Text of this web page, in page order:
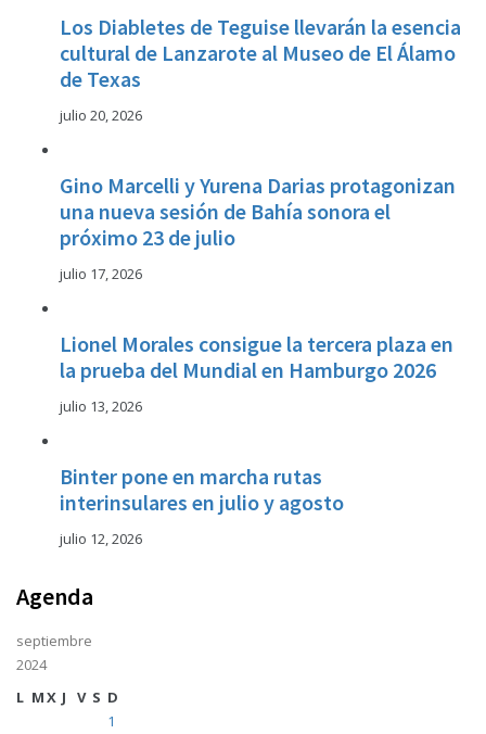
Los Diabletes de Teguise llevarán la esencia
cultural de Lanzarote al Museo de El Álamo
de Texas
julio 20, 2026
Gino Marcelli y Yurena Darias protagonizan
una nueva sesión de Bahía sonora el
próximo 23 de julio
julio 17, 2026
Lionel Morales consigue la tercera plaza en
la prueba del Mundial en Hamburgo 2026
julio 13, 2026
Binter pone en marcha rutas
interinsulares en julio y agosto
julio 12, 2026
Agenda
septiembre
2024
L MX J V S D
1